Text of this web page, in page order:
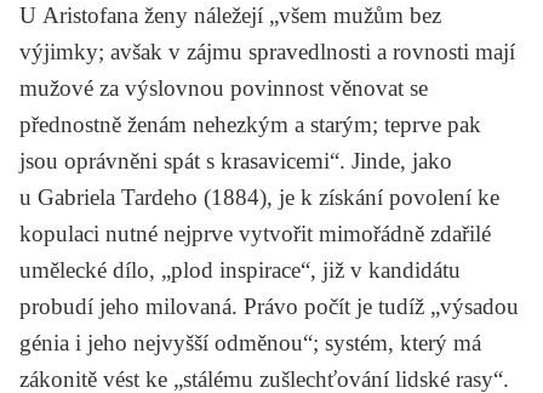
U Aristofana ženy náležejí „všem mužům bez
výjimky; avšak v zájmu spravedlnosti a rovnosti mají
mužové za výslovnou povinnost věnovat se
přednostně ženám nehezkým a starým; teprve pak
jsou oprávněni spát s krasavicemi“. Jinde, jako
u Gabriela Tardeho (1884), je k získání povolení ke
kopulaci nutné nejprve vytvořit mimořádně zdařilé
umělecké dílo, „plod inspirace“, již v kandidátu
probudí jeho milovaná. Právo počít je tudíž „výsadou
génia i jeho nejvyšší odměnou“; systém, který má
zákonitě vést ke „stálému zušlechťování lidské rasy“.